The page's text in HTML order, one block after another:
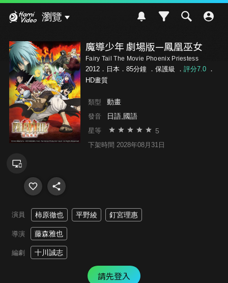
瀏覽
魔導少年 劇場版—鳳凰巫女
Fairy Tail The Movie Phoenix Priestess
2012．日本．85分鐘 ． 保護級 ． 評分7.0．
HD畫質
類型 動畫
發音 日語,國語
星等 5
下架時間 2028年08月31日
演員 柿原徹也 平野綾 釘宮理惠
導演 藤森雅也
編劇 十川誠志
請先登入